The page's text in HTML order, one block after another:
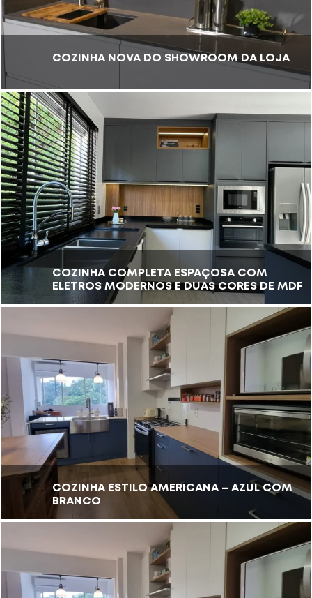
COZINHA NOVA DO SHOWROOM DA LOJA
COZINHA COMPLETA ESPAÇOSA COM
ELETROS MODERNOS E DUAS CORES DE MDF
COZINHA ESTILO AMERICANA – AZUL COM
BRANCO